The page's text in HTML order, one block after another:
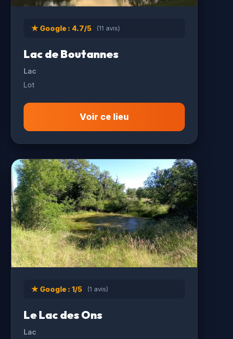
★ Google : 4.7/5 (11 avis)
Lac de Boutannes
Lac
Lot
Voir ce lieu
★ Google : 1/5 (1 avis)
Le Lac des Ons
Lac